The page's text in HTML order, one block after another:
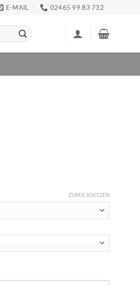
E-MAIL 02465 99 83 732
ZURÜCKSETZEN